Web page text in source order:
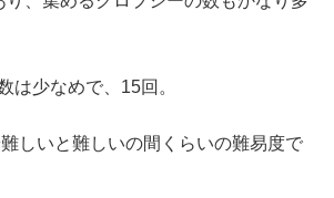
は少なめで、15回。
しいと難しいの間くらいの難易度で